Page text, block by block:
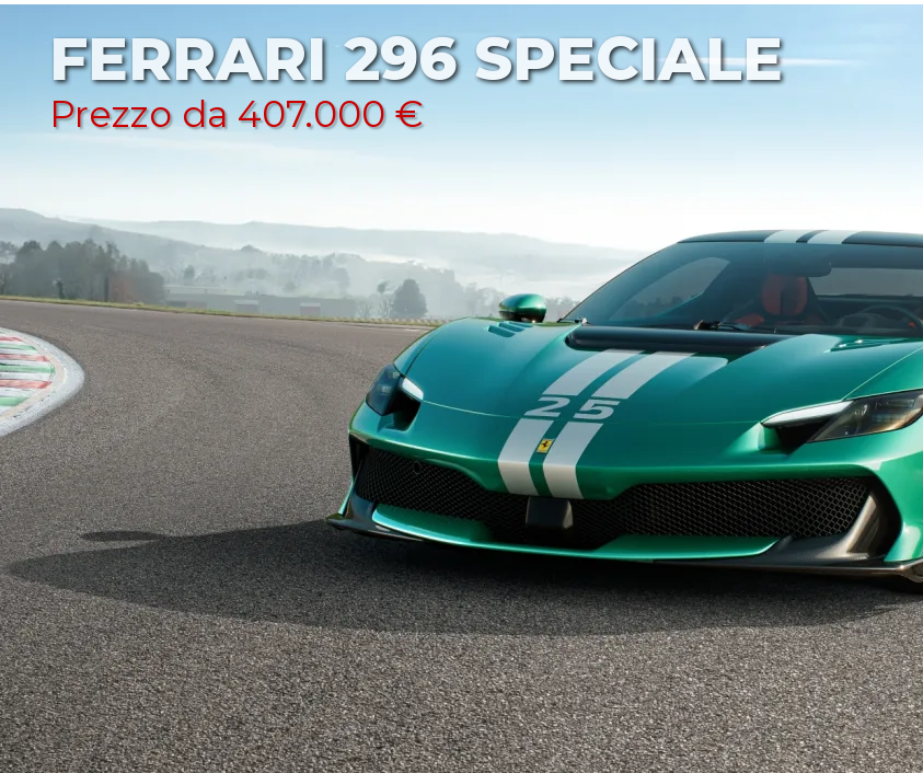
FERRARI 296 SPECIALE
Prezzo da 407.000 €